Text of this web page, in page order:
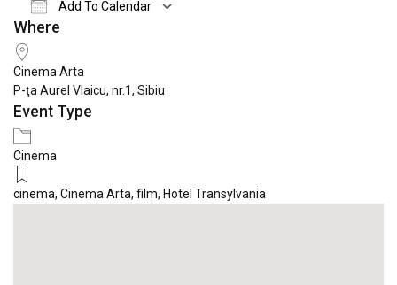
Add To Calendar
Download ICS
Where
Cinema Arta
P-ţa Aurel Vlaicu, nr.1, Sibiu
Event Type
Cinema
cinema, Cinema Arta, film, Hotel Transylvania